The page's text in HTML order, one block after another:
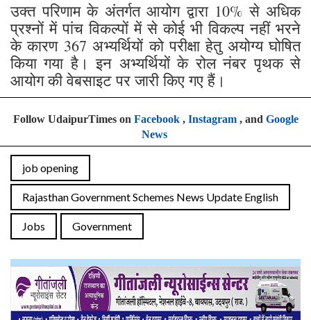
उक्त परिणाम के अंतर्गत आयोग द्वारा 10% से अधिक
प्रश्नों में पांच विकल्पों में से कोई भी विकल्प नहीं भरने
के कारण 367 अभ्यर्थियों को परीक्षा हेतु अयोग्य घोषित
किया गया है। इन अभ्यर्थियों के रोल नंबर पृथक से
आयोग की वेबसाइट पर जारी किए गए हैं।
Follow UdaipurTimes on Facebook, Instagram, and Google
News
job opening
Rajasthan Government Schemes News Update English
Jobs Government